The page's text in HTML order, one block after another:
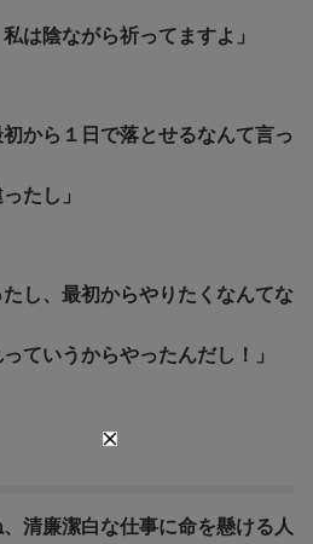
は陰ながら祈ってますよ」
から１日で落とせるなんて言っ
たし」
たし、最初からやりたくなんてな
ていうからやったんだし！」
、清廉潔白な仕事に命を懸ける人